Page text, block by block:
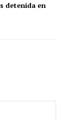
detenida en